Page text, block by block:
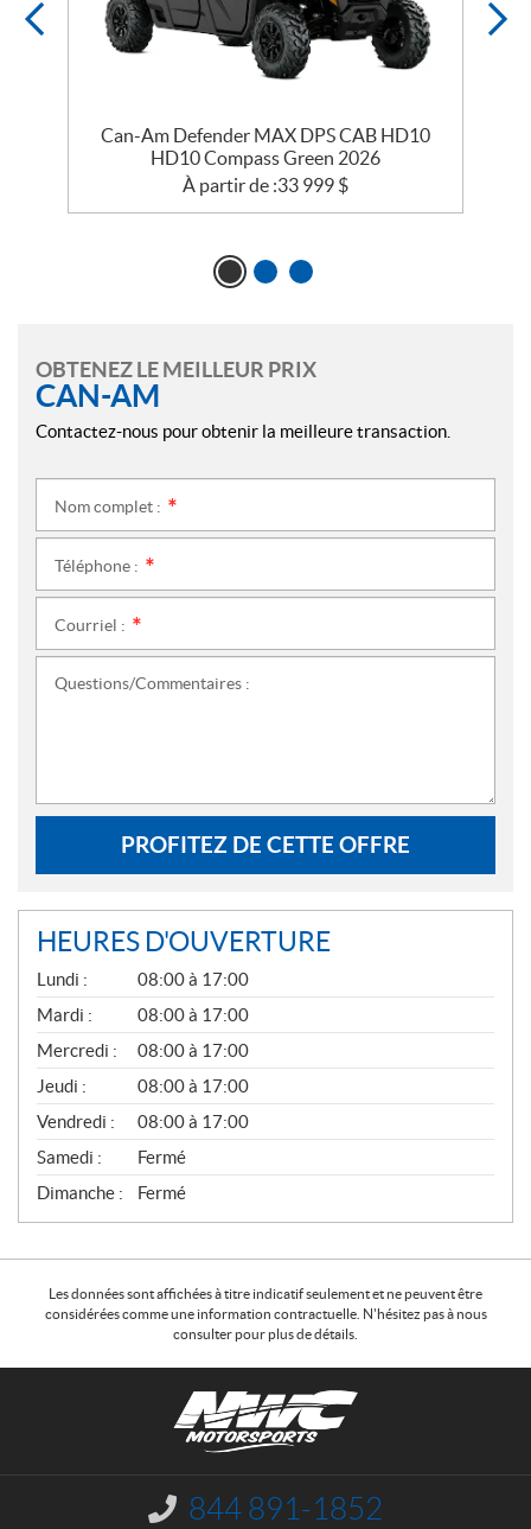
Can-Am Defender MAX DPS CAB HD10
HD10 Compass Green 2026
À partir de :33 999 $
OBTENEZ LE MEILLEUR PRIX
CAN-AM
Contactez-nous pour obtenir la meilleure transaction.
Nom complet :
Téléphone :
Courriel :
Questions/Commentaires :
PROFITEZ DE CETTE OFFRE
HEURES D'OUVERTURE
G
É
N
É
R
A
L
Lundi :
08:00 à 17:00
Mardi :
08:00 à 17:00
Mercredi :
08:00 à 17:00
Jeudi :
08:00 à 17:00
Vendredi :
08:00 à 17:00
Samedi :
Fermé
Dimanche :
Fermé
Les données sont affichées à titre indicatif seulement et ne peuvent être
considérées comme une information contractuelle. N'hésitez pas à nous
consulter pour plus de détails.
I
n
844 891-1852